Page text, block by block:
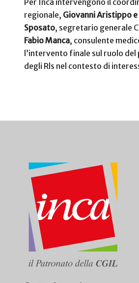
regionale, Giovanni Aristippo
Sposato, segretario generale
Fabio Manca, consulente
l’intervento finale sul ruolo
degli Rls nel contesto di